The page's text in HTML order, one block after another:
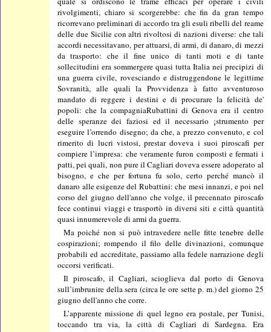
rivolgimenti, chiaro si scorgerebbe: che fin da gran tempo
ricorrevano preliminari di accordo tra gli esuli ribelli del reame
delle due Sicilie con altri rivoltosi di nazioni diverse: che tali
accordi necessitavano, per attuarsi, di armi, di danaro, di mezzi
da trasporto: che il fine unico di tanti moti e di tante
sollecitudini era sommergere quasi tutta Italia nei precipizi di
una guerra civile, rovesciando e distruggendone le legittime
Sovranità, alle quali la Provvidenza à fatto avventuroso
mandato di reggere i destini e di procurare la felicità de'
popoli: che la compagniaRubattini di Genova era il centro
delle speranze dei faziosi ed il necessario ¡strumento per
eseguire l’orrendo disegno; da che, a prezzo convenuto, e col
rimerito di lucri vistosi, prestar doveva i suoi piroscafi per
compiere l’impresa: che veramente furon composti e fermati i
patti, pei quali, non pure il Cagliari doveva essere adoperato al
bisogno, e che per fortuna fu solo, certo perché mancò il
danaro alle esigenze del Rubattini: che mesi innanzi, e poi nel
corso del giugno dell'anno che volge, il precennato piroscafo
fece continui viaggi e trasportò in diversi siti e città quantità
quasi innumerevole di armi da guerra.
Ma poiché non si può intravedere nelle fitte tenebre delle
cospirazioni; rompendo il filo delle divinazioni, comunque
probabili ed accreditate, passiamo alla fedele narrazione degli
occorsi verificati.
Il piroscafo, il Cagliari, scioglieva dal porto di Genova
sull’imbrunire della sera (circa le ore sette p. m.) del giorno 25
giugno dell'anno che corre.
L’apparente missione di quel legno era postale, per Tunisi,
toccando tra via, la città di Cagliari di Sardegna. Era